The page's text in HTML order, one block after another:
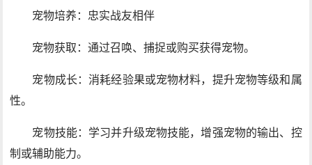
宠物培养：忠实战友相伴
宠物获取：通过召唤、捕捉或购买获得宠物。
宠物成长：消耗经验果或宠物材料，提升宠物等级和属
性。
宠物技能：学习并升级宠物技能，增强宠物的输出、控
制或辅助能力。